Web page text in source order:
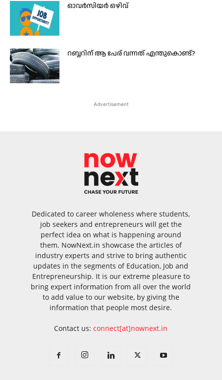
ഓവര്‍സിയര്‍ ഒഴിവ്
റബ്ബറിന് ആ പേര് വന്നത് എന്തുകൊണ്ട്?
Advertisement
Dedicated to career wholeness where students,
job seekers and entrepreneurs will get the
perfect idea on what is happening around
them. NowNext.in showcase the articles of
industry experts and strive to bring authentic
updates in the segments of Education, Job and
Entrepreneurship. It is our extreme pleasure to
bring expert information from all over the world
to add value to our website, by giving the
information that people most desire.
Contact us:connect[at]nownext.in